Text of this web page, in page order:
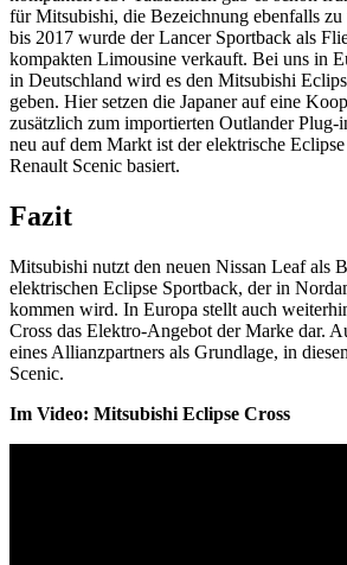
für Mitsubishi, die Bezeichnung ebenfalls
bis 2017 wurde der Lancer Sportback als
kompakten Limousine verkauft. Bei uns in
in Deutschland wird es den Mitsubishi
geben. Hier setzen die Japaner auf eine
zusätzlich zum importierten Outlander
neu auf dem Markt ist der elektrische
Renault Scenic basiert.
Fazit
Mitsubishi nutzt den neuen Nissan Leaf als
elektrischen Eclipse Sportback, der in
kommen wird. In Europa stellt auch
Cross das Elektro-Angebot der Marke dar.
eines Allianzpartners als Grundlage, in
Scenic.
Im Video: Mitsubishi Eclipse Cross